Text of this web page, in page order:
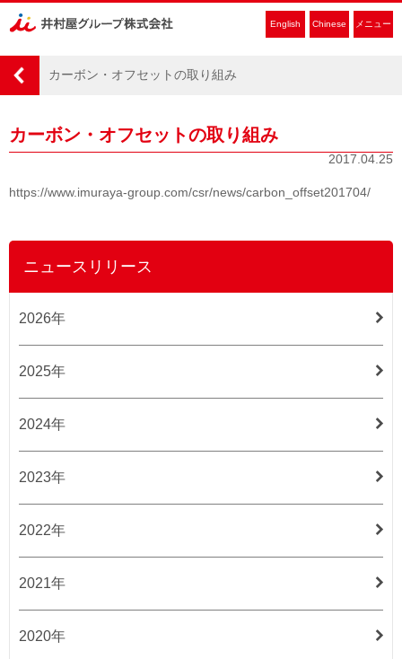
English Chinese メニュー
カーボン・オフセットの取り組み
カーボン・オフセットの取り組み
2017.04.25
https://www.imuraya-group.com/csr/news/carbon_offset201704/
ニュースリリース
2026年
2025年
2024年
2023年
2022年
2021年
2020年